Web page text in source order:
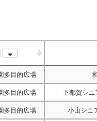
多目的広場
多目的広場 下都賀シニ
多目的広場 小山シ